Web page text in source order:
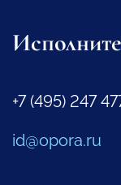
+7 (495) 247
id@opora.ru